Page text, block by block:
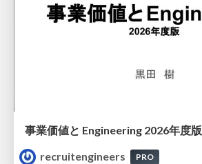
事業価値と Engineering 2026年度版
recruitengineers
PRO